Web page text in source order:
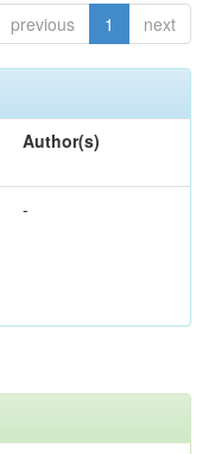
previous 1 next
Author(s)
-